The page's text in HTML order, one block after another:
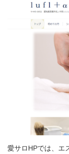
愛サロHPでは、エ